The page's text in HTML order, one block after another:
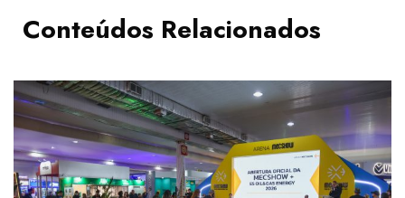
Conteúdos Relacionados